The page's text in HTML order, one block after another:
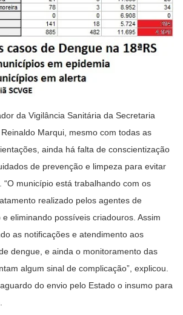
da Vigilância Sanitária da Secretaria
Marqui, mesmo com todas as
ainda há falta de conscientização
de prevenção e limpeza para evitar
“O município está trabalhando com os
realizado pelos agentes de
eliminando possíveis criadouros. Assim
as notificações e atendimento aos
dengue, e ainda o monitoramento das
algum sinal de complicação”, explicou.
do envio pelo Estado o insumo para